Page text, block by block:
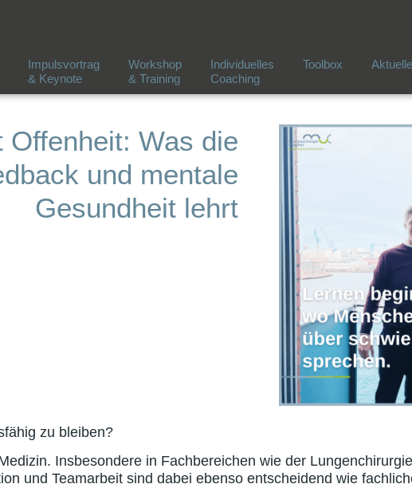
Impulsvortrag
& Keynote
Workshop
& Training
Individuelles
Coaching
Toolbox
Offenheit: Was die
und mentale
Gesundheit lehrt
zu bleiben?
Insbesondere in Fachbereichen wie der
und Teamarbeit sind dabei ebenso entscheidend wie